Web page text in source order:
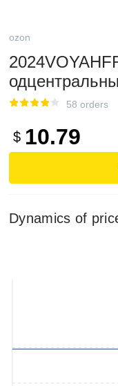
ozon
58 orders
$ 10.79
Dynamics of